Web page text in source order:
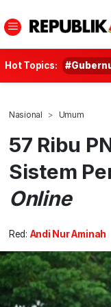
Hot Topics:
Nasional Umum
57 Ribu
Sistem
Online
Red: Andi Nur Aminah